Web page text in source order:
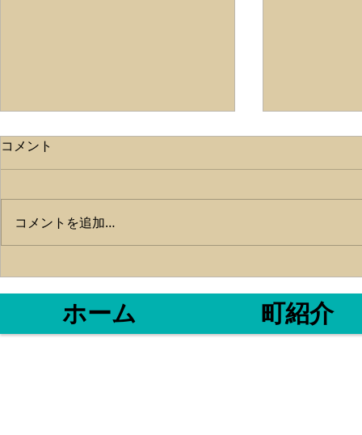
ライトタテ
こんにちは
いに来る大
した😅 お土
😫...
コメント
コメントを追加…
ホーム 町紹介